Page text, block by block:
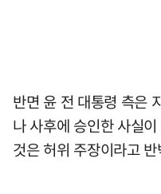
반면 윤 전 대통령 측은
나 사후에 승인한 사실
것은 허위 주장이라고